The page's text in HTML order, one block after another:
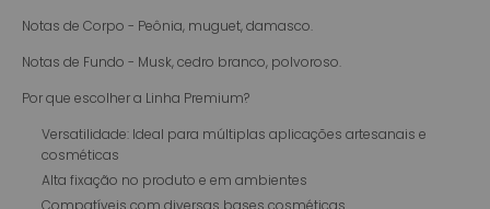
Notas de Corpo - Peônia, muguet, damasco.
Notas de Fundo - Musk, cedro branco, polvoroso.
Por que escolher a Linha Premium?
Versatilidade: Ideal para múltiplas aplicações artesanais e
cosméticas
Alta fixação no produto e em ambientes
Compatíveis com diversas bases cosméticas